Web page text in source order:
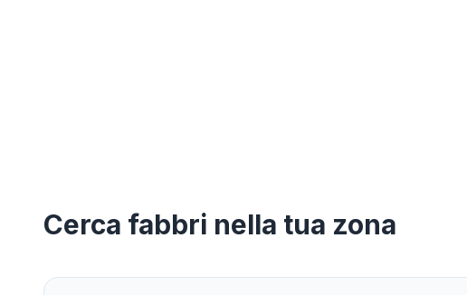
Cerca fabbri nella tua zona